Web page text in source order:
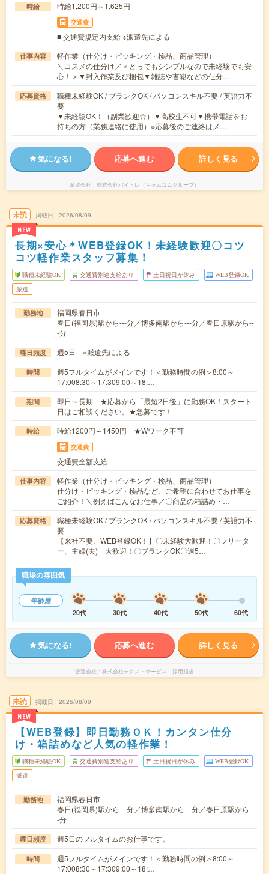
時給 時給1,200円～1,625円
交通費
■ 交通費規定内支給 ※派遣先による
仕事内容
軽作業（仕分け・ピッキング・検品、商品管理）
＼コスメの仕分け／＜とってもシンプルなので未経験でも安
心！＞▼封入作業及び梱包▼雑誌や書籍などの仕分…
応募資格
職種未経験OK / ブランクOK / パソコンスキル不要 / 英語力不
要
▼未経験OK！（副業歓迎☆）▼高校生不可▼携帯電話をお
持ちの方（業務連絡に使用）※応募後のご連絡はメ…
気になる! 応募へ進む 詳しく見る
派遣会社 株式会社バイトレ（キャムコムグループ）
未読
NEW
掲載日 2026/08/09
長期×安心＊WEB登録OK！未経験歓迎〇コツ
コツ軽作業スタッフ募集！
職種未経験OK 交通費別途支給あり 土日祝日が休み WEB登録OK
派遣
勤務地
福岡県春日市
春日(福岡県)駅から---分／博多南駅から---分／春日原駅から--
-分
曜日頻度 週5日 ※派遣先による
時間
週5フルタイムがメインです！＜勤務時間の例＞8:00～
17:008:30～17:309:00～18:…
期間
即日～長期 ★応募から「最短2日後」に勤務OK！スタート
日はご相談ください。★急募です！
時給 時給1200円～1450円 ★Wワーク不可
交通費
交通費全額支給
仕事内容
軽作業（仕分け・ピッキング・検品、商品管理）
仕分け・ピッキング・検品など、ご希望に合わせてお仕事を
ご紹介！＼例えばこんなお仕事／〇商品の箱詰め・…
応募資格
職種未経験OK / ブランクOK / パソコンスキル不要 / 英語力不
要
【来社不要、WEB登録OK！】〇未経験大歓迎！〇フリータ
ー、主婦(夫) 大歓迎！〇ブランクOK〇週5…
職場の雰囲気
年齢層
20代
30代 40代 50代 60代
気になる! 応募へ進む 詳しく見る
派遣会社 株式会社テクノ・サービス 採用担当
未読
NEW
掲載日 2026/08/09
【WEB登録】即日勤務ＯＫ！カンタン仕分
け・箱詰めなど人気の軽作業！
職種未経験OK 交通費別途支給あり 土日祝日が休み WEB登録OK
派遣
勤務地
福岡県春日市
春日(福岡県)駅から---分／博多南駅から---分／春日原駅から--
-分
曜日頻度 週5日のフルタイムのお仕事です。
時間
週5フルタイムがメインです！＜勤務時間の例＞8:00～
17:008:30～17:309:00～18:…